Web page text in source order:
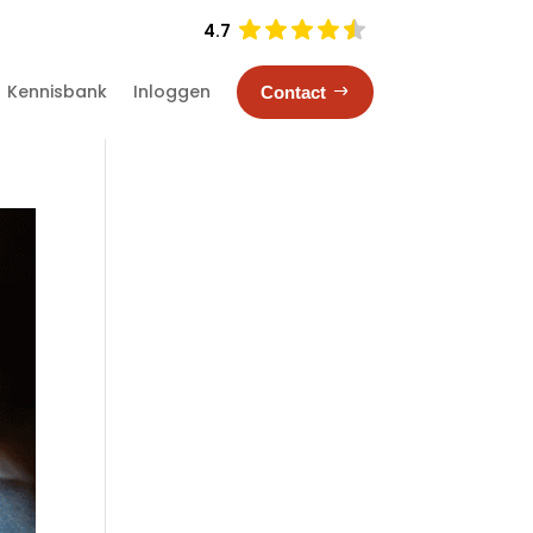
4.7
Kennisbank Inloggen Contact